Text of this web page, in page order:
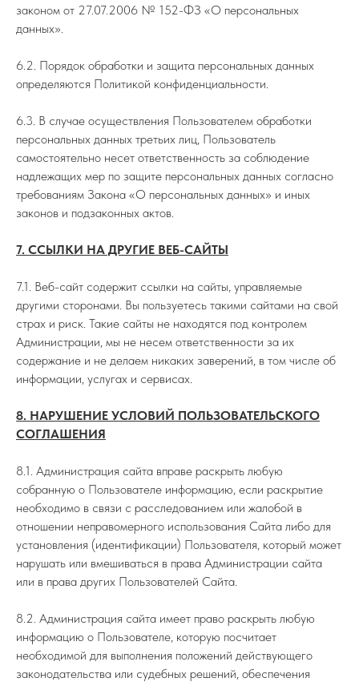
законом от 27.07.2006 № 152-ФЗ «О персональных
данных».
6.2. Порядок обработки и защита персональных данных
определяются Политикой конфиденциальности.
6.3. В случае осуществления Пользователем обработки
персональных данных третьих лиц, Пользователь
самостоятельно несет ответственность за соблюдение
надлежащих мер по защите персональных данных согласно
требованиям Закона «О персональных данных» и иных
законов и подзаконных актов.
7. ССЫЛКИ НА ДРУГИЕ ВЕБ-САЙТЫ
7.1. Веб-сайт содержит ссылки на сайты, управляемые
другими сторонами. Вы пользуетесь такими сайтами на свой
страх и риск. Такие сайты не находятся под контролем
Администрации, мы не несем ответственности за их
содержание и не делаем никаких заверений, в том числе об
информации, услугах и сервисах.
8. НАРУШЕНИЕ УСЛОВИЙ ПОЛЬЗОВАТЕЛЬСКОГО
СОГЛАШЕНИЯ
8.1. Администрация сайта вправе раскрыть любую
собранную о Пользователе информацию, если раскрытие
необходимо в связи с расследованием или жалобой в
отношении неправомерного использования Сайта либо для
установления (идентификации) Пользователя, который может
нарушать или вмешиваться в права Администрации сайта
или в права других Пользователей Сайта.
8.2. Администрация сайта имеет право раскрыть любую
информацию о Пользователе, которую посчитает
необходимой для выполнения положений действующего
законодательства или судебных решений, обеспечения